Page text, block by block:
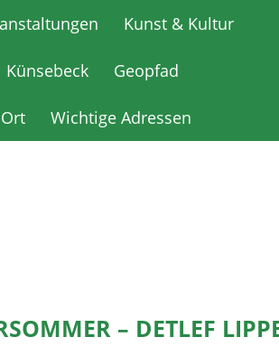
Kunst & Kultur
Künsebeck Geopfad
Wichtige Adressen
Kunst & Kultur
Künsebeck Geopfad
Wichtige Adressen
– DETLEF